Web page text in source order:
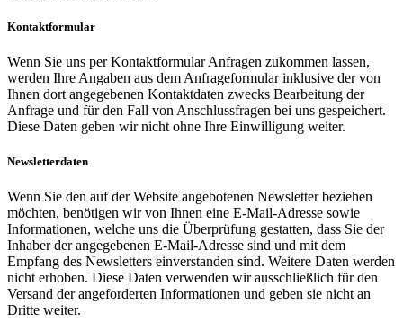
Kontaktformular
Wenn Sie uns per Kontaktformular Anfragen zukommen lassen,
werden Ihre Angaben aus dem Anfrageformular inklusive der von
Ihnen dort angegebenen Kontaktdaten zwecks Bearbeitung der
Anfrage und für den Fall von Anschlussfragen bei uns gespeichert.
Diese Daten geben wir nicht ohne Ihre Einwilligung weiter.
Newsletterdaten
Wenn Sie den auf der Website angebotenen Newsletter beziehen
möchten, benötigen wir von Ihnen eine E-Mail-Adresse sowie
Informationen, welche uns die Überprüfung gestatten, dass Sie der
Inhaber der angegebenen E-Mail-Adresse sind und mit dem
Empfang des Newsletters einverstanden sind. Weitere Daten werden
nicht erhoben. Diese Daten verwenden wir ausschließlich für den
Versand der angeforderten Informationen und geben sie nicht an
Dritte weiter.